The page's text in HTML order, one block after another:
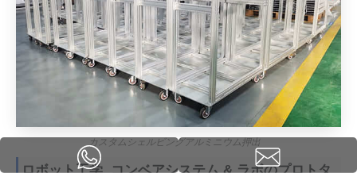
カスタムシェルビングアルミニウム押出